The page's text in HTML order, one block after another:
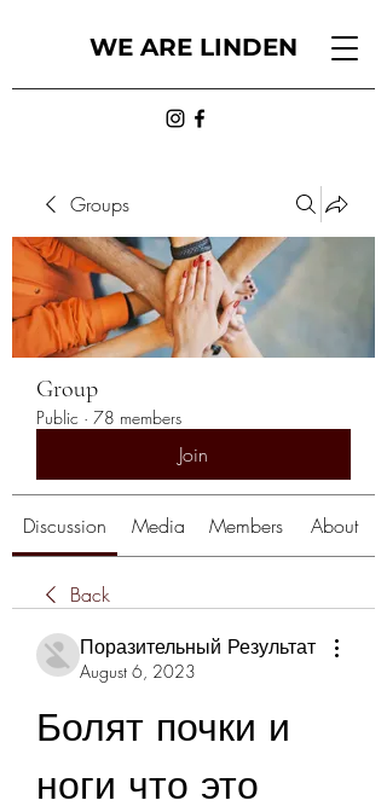
WE ARE LINDEN
Groups
Group
Public · 78 members
Join
Discussion Media Members About
Back
Поразительный Результат
August 6, 2023
Болят почки и
ноги что это